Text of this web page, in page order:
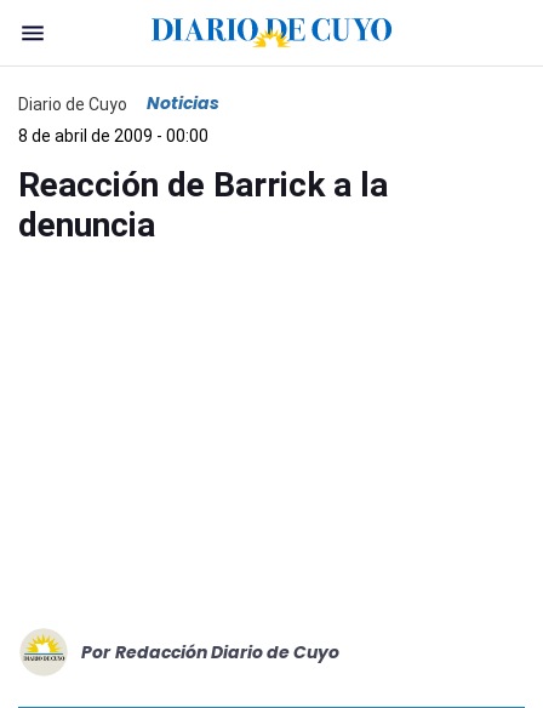
Diario de Cuyo Noticias
8 de abril de 2009 - 00:00
Reacción de Barrick a la
denuncia
Por Redacción Diario de Cuyo